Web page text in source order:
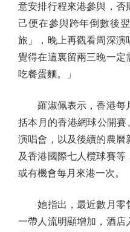
意安排行程來港參與，否
己便在參與跨年倒數後
旅」，晚上再觀看周深演
覺得在這裏留兩三晚一定
吃餐蛋麵。」
羅淑佩表示，香港每
括本月的香港網球公開
演唱會，以及後續的農曆
及香港國際七人欖球賽等
或有機會每月來港一次。
她指出，最近數月零
一帶人流明顯增加，酒店